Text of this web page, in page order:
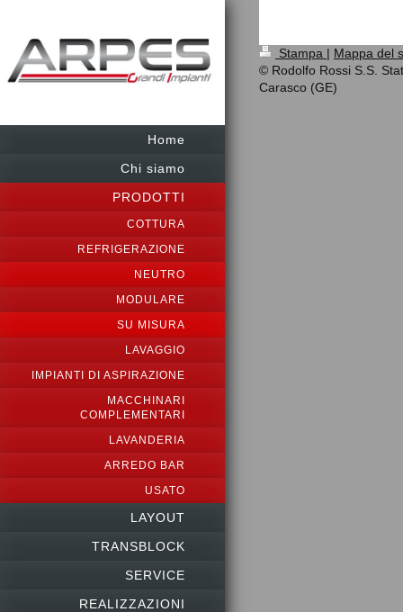
Home
Chi siamo
PRODOTTI
COTTURA
REFRIGERAZIONE
NEUTRO
MODULARE
SU MISURA
LAVAGGIO
IMPIANTI DI ASPIRAZIONE
MACCHINARI
COMPLEMENTARI
LAVANDERIA
ARREDO BAR
USATO
LAYOUT
TRANSBLOCK
SERVICE
REALIZZAZIONI
Stampa | Mappa del
© Rodolfo Rossi S.S.
Carasco (GE)